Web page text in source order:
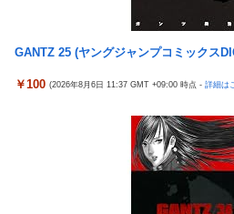
ぎる…
【日向坂46】 かほりん、ありのまま
【パ順位】鷹========猫-公=====檻
【悲報】みのもんたさん、代表作が
【実戦報告】Lストリートファイター
フォ」←マジで無駄な事やってるよな
演出に一喜一憂してる方が脳死なん
【バンダイ】「食玩」「プライズ」
売商品【発売スケジュール】
【悲報】AV女優さん、キモオタチー
GANTZ 25 (ヤングジャンプコミックス
￥100 (2026年8月6日 11:37 GMT +09:00 時点 - 詳細は